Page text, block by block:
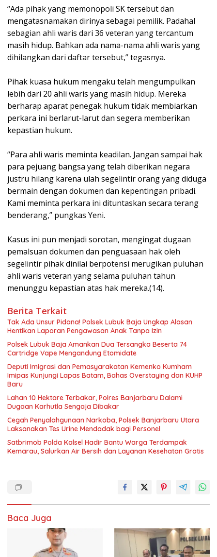
“Ada pihak yang memonopoli SK tersebut dan
mengatasnamakan dirinya sebagai pemilik. Padahal
sebagian ahli waris dari 36 veteran yang tercantum
masih hidup. Bahkan ada nama-nama ahli waris yang
dihilangkan dari daftar tersebut,” tegasnya.
Pihak kuasa hukum mengaku telah mengumpulkan
lebih dari 20 ahli waris yang masih hidup. Mereka
berharap aparat penegak hukum tidak membiarkan
perkara ini berlarut-larut dan segera memberikan
kepastian hukum.
“Para ahli waris meminta keadilan. Jangan sampai hak
para pejuang bangsa yang telah diberikan negara
justru hilang karena ulah segelintir orang yang diduga
bermain dengan dokumen dan kepentingan pribadi.
Kami meminta perkara ini dituntaskan secara terang
benderang,” pungkas Yeni.
Kasus ini pun menjadi sorotan, mengingat dugaan
pemalsuan dokumen dan penguasaan hak oleh
segelintir pihak dinilai berpotensi merugikan puluhan
ahli waris veteran yang selama puluhan tahun
menunggu kepastian atas hak mereka.(14).
Berita Terkait
Tak Ada Unsur Pidana! Polsek Lubuk Baja Ungkap Alasan
Hentikan Laporan Pengawasan Anak Tanpa Izin
Polsek Lubuk Baja Amankan Dua Tersangka Beserta 74
Cartridge Vape Mengandung Etomidate
Deputi Imigrasi dan Pemasyarakatan Kemenko Kumham
Imipas Kunjungi Lapas Batam, Bahas Overstaying dan KUHP
Baru
Lahan 10 Hektare Terbakar, Polres Banjarbaru Dalami
Dugaan Karhutla Sengaja Dibakar
Cegah Penyalahgunaan Narkoba, Polsek Banjarbaru Utara
Laksanakan Tes Urine Mendadak bagi Personel
Satbrimob Polda Kalsel Hadir Bantu Warga Terdampak
Kemarau, Salurkan Air Bersih dan Layanan Kesehatan Gratis
Baca Juga